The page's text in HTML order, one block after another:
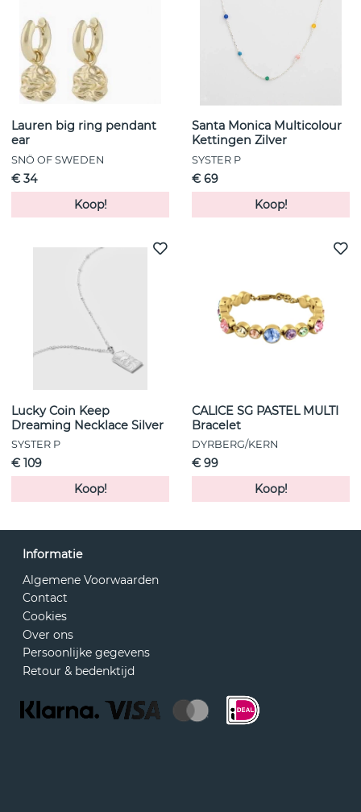
Lauren big ring pendant
ear
SNÖ OF SWEDEN
€ 34
Koop!
Santa Monica Multicolour
Kettingen Zilver
SYSTER P
€ 69
Koop!
Lucky Coin Keep
Dreaming Necklace Silver
SYSTER P
€ 109
Koop!
CALICE SG PASTEL MULTI
Bracelet
DYRBERG/KERN
€ 99
Koop!
Informatie
Algemene Voorwaarden
Contact
Cookies
Over ons
Persoonlijke gegevens
Retour & bedenktijd